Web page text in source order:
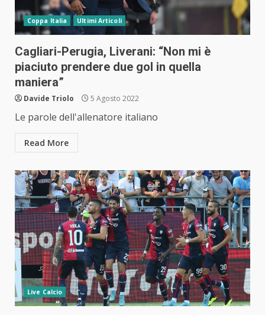
Coppa Italia Ultimi Articoli
Cagliari-Perugia, Liverani: “Non mi è
piaciuto prendere due gol in quella
maniera”
Davide Triolo 5 Agosto 2022
Le parole dell'allenatore italiano
Read More
Live Calcio